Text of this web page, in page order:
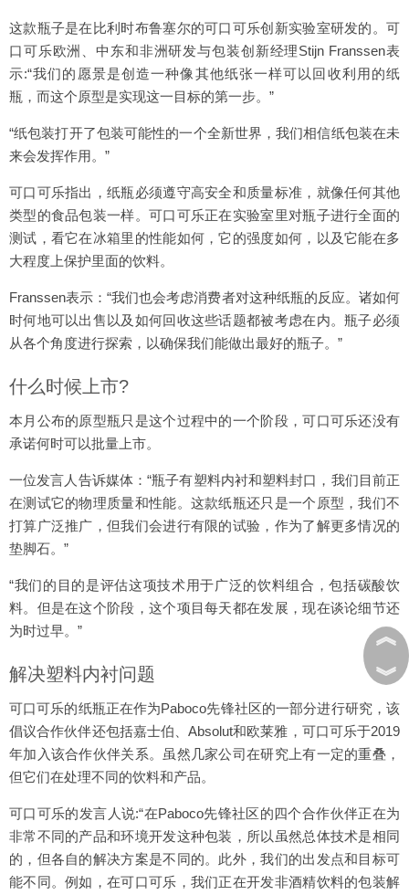
这款瓶子是在比利时布鲁塞尔的可口可乐创新实验室研发的。可
口可乐欧洲、中东和非洲研发与包装创新经理Stijn Franssen表
示:“我们的愿景是创造一种像其他纸张一样可以回收利用的纸
瓶，而这个原型是实现这一目标的第一步。”
“纸包装打开了包装可能性的一个全新世界，我们相信纸包装在未
来会发挥作用。”
可口可乐指出，纸瓶必须遵守高安全和质量标准，就像任何其他
类型的食品包装一样。可口可乐正在实验室里对瓶子进行全面的
测试，看它在冰箱里的性能如何，它的强度如何，以及它能在多
大程度上保护里面的饮料。
Franssen表示：“我们也会考虑消费者对这种纸瓶的反应。诸如何
时何地可以出售以及如何回收这些话题都被考虑在内。瓶子必须
从各个角度进行探索，以确保我们能做出最好的瓶子。”
什么时候上市?
本月公布的原型瓶只是这个过程中的一个阶段，可口可乐还没有
承诺何时可以批量上市。
一位发言人告诉媒体：“瓶子有塑料内衬和塑料封口，我们目前正
在测试它的物理质量和性能。这款纸瓶还只是一个原型，我们不
打算广泛推广，但我们会进行有限的试验，作为了解更多情况的
垫脚石。”
“我们的目的是评估这项技术用于广泛的饮料组合，包括碳酸饮
料。但是在这个阶段，这个项目每天都在发展，现在谈论细节还
为时过早。”
解决塑料内衬问题
可口可乐的纸瓶正在作为Paboco先锋社区的一部分进行研究，该
倡议合作伙伴还包括嘉士伯、Absolut和欧莱雅，可口可乐于2019
年加入该合作伙伴关系。虽然几家公司在研究上有一定的重叠，
但它们在处理不同的饮料和产品。
可口可乐的发言人说:“在Paboco先锋社区的四个合作伙伴正在为
非常不同的产品和环境开发这种包装，所以虽然总体技术是相同
的，但各自的解决方案是不同的。此外，我们的出发点和目标可
能不同。例如，在可口可乐，我们正在开发非酒精饮料的包装解
︽
︾